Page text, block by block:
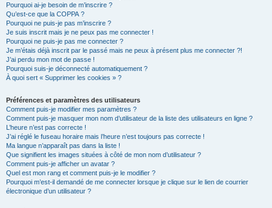
Pourquoi ai-je besoin de m’inscrire ?
Qu’est-ce que la COPPA ?
Pourquoi ne puis-je pas m’inscrire ?
Je suis inscrit mais je ne peux pas me connecter !
Pourquoi ne puis-je pas me connecter ?
Je m’étais déjà inscrit par le passé mais ne peux à présent plus me connecter ?!
J’ai perdu mon mot de passe !
Pourquoi suis-je déconnecté automatiquement ?
À quoi sert « Supprimer les cookies » ?
Préférences et paramètres des utilisateurs
Comment puis-je modifier mes paramètres ?
Comment puis-je masquer mon nom d’utilisateur de la liste des utilisateurs en ligne ?
L’heure n’est pas correcte !
J’ai réglé le fuseau horaire mais l’heure n’est toujours pas correcte !
Ma langue n’apparaît pas dans la liste !
Que signifient les images situées à côté de mon nom d’utilisateur ?
Comment puis-je afficher un avatar ?
Quel est mon rang et comment puis-je le modifier ?
Pourquoi m’est-il demandé de me connecter lorsque je clique sur le lien de courrier
électronique d’un utilisateur ?